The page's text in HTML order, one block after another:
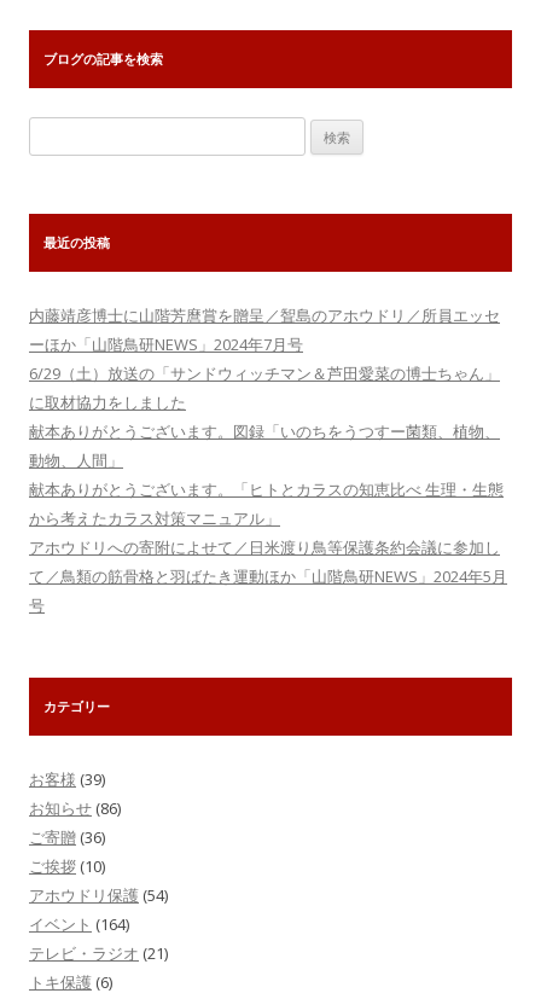
シ
ョ
ン
ブログの記事を検索
索:
最近の投稿
内藤靖彦博士に山階芳麿賞を贈呈／聟島のアホウドリ／所員エッセ
ーほか「山階鳥研NEWS」2024年7月号
6/29（土）放送の「サンドウィッチマン＆芦田愛菜の博士ちゃん」
に取材協力をしました
献本ありがとうございます。図録「いのちをうつすー菌類、植物、
動物、人間」
献本ありがとうございます。「ヒトとカラスの知恵比べ 生理・生態
から考えたカラス対策マニュアル」
アホウドリへの寄附によせて／日米渡り鳥等保護条約会議に参加し
て／鳥類の筋骨格と羽ばたき運動ほか「山階鳥研NEWS」2024年5月
号
カテゴリー
お客様 (39)
お知らせ (86)
ご寄贈 (36)
ご挨拶 (10)
アホウドリ保護 (54)
イベント (164)
テレビ・ラジオ (21)
トキ保護 (6)